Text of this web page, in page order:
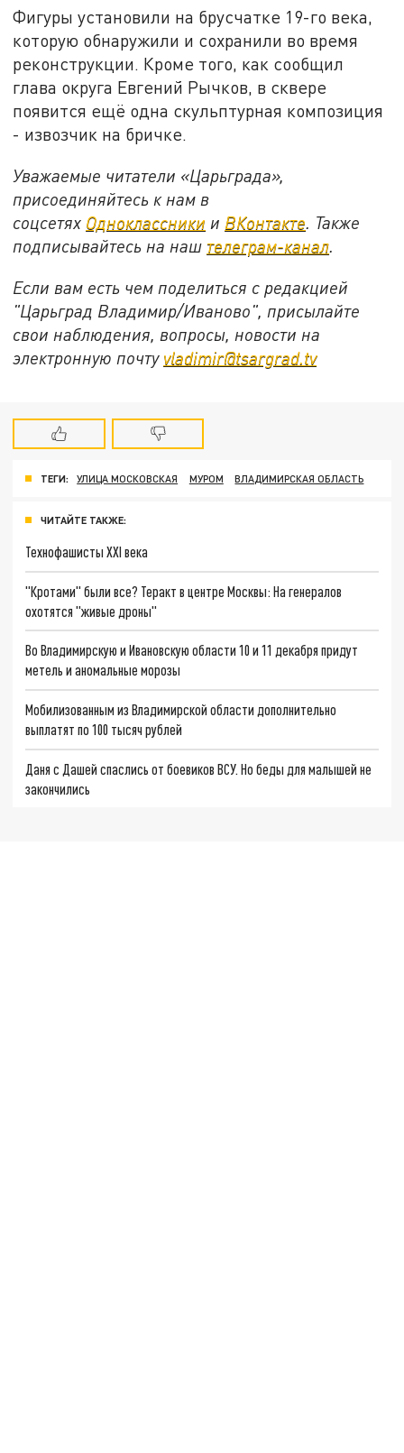
Фигуры установили на брусчатке 19-го века,
которую обнаружили и сохранили во время
реконструкции. Кроме того, как сообщил
глава округа Евгений Рычков, в сквере
появится ещё одна скульптурная композиция
- извозчик на бричке.
Уважаемые читатели «Царьграда»,
присоединяйтесь к нам в
соцсетях Одноклассники и ВКонтакте. Также
подписывайтесь на наш телеграм-канал.
Если вам есть чем поделиться с редакцией
"Царьград Владимир/Иваново", присылайте
свои наблюдения, вопросы, новости на
электронную почту vladimir@tsargrad.tv
ТЕГИ: УЛИЦА МОСКОВСКАЯ МУРОМ ВЛАДИМИРСКАЯ ОБЛАСТЬ
ЧИТАЙТЕ ТАКЖЕ:
Технофашисты XXI века
"Кротами" были все? Теракт в центре Москвы: На генералов
охотятся "живые дроны"
Во Владимирскую и Ивановскую области 10 и 11 декабря придут
метель и аномальные морозы
Мобилизованным из Владимирской области дополнительно
выплатят по 100 тысяч рублей
Даня с Дашей спаслись от боевиков ВСУ. Но беды для малышей не
закончились